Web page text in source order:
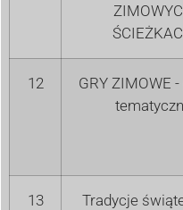
12
GRY ZIMOWE
13
Tradycje